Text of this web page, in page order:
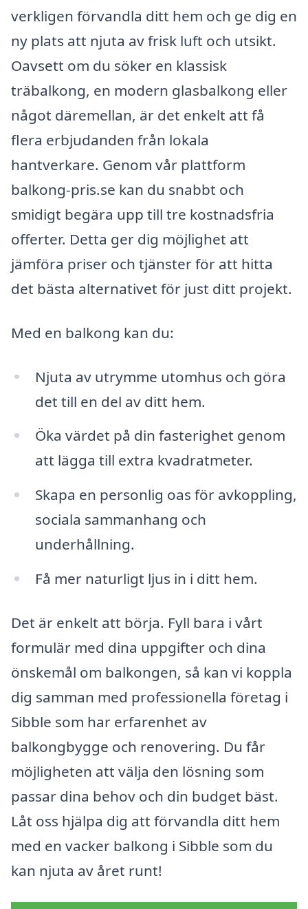
verkligen förvandla ditt hem och ge dig en
ny plats att njuta av frisk luft och utsikt.
Oavsett om du söker en klassisk
träbalkong, en modern glasbalkong eller
något däremellan, är det enkelt att få
flera erbjudanden från lokala
hantverkare. Genom vår plattform
balkong-pris.se kan du snabbt och
smidigt begära upp till tre kostnadsfria
offerter. Detta ger dig möjlighet att
jämföra priser och tjänster för att hitta
det bästa alternativet för just ditt projekt.
Med en balkong kan du:
Njuta av utrymme utomhus och göra
det till en del av ditt hem.
Öka värdet på din fasterighet genom
att lägga till extra kvadratmeter.
Skapa en personlig oas för avkoppling,
sociala sammanhang och
underhållning.
Få mer naturligt ljus in i ditt hem.
Det är enkelt att börja. Fyll bara i vårt
formulär med dina uppgifter och dina
önskemål om balkongen, så kan vi koppla
dig samman med professionella företag i
Sibble som har erfarenhet av
balkongbygge och renovering. Du får
möjligheten att välja den lösning som
passar dina behov och din budget bäst.
Låt oss hjälpa dig att förvandla ditt hem
med en vacker balkong i Sibble som du
kan njuta av året runt!